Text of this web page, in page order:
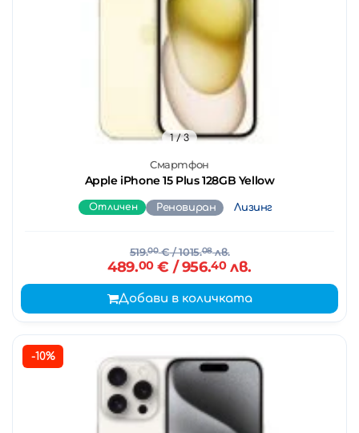
Смартфон
Apple iPhone 15 Plus 128GB Yellow
1/ 3
Отличен Реновиран Лизинг
519.00€/ 1015.08лв.
489.00€ / 956.40лв.
Добави в количката
-10%